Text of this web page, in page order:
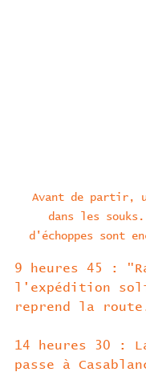
dans les souks.
d'échoppes sont
9 heures 45 :
l'expédition
reprend la
14 heures 30 :
passe à